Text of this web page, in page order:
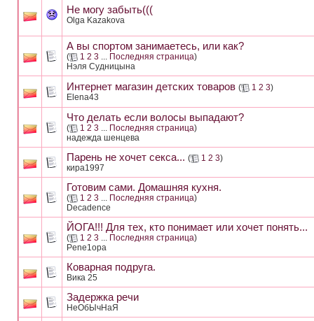
Не могу забыть(((
Olga Kazakova
А вы спортом занимаетесь, или как?
( 1 2 3 ... Последняя страница)
Нэля Судницына
Интернет магазин детских товаров ( 1 2 3)
Elena43
Что делать если волосы выпадают?
( 1 2 3 ... Последняя страница)
надежда шенцева
Парень не хочет секса... ( 1 2 3)
кира1997
Готовим сами. Домашняя кухня.
( 1 2 3 ... Последняя страница)
Decadence
ЙОГА!!! Для тех, кто понимает или хочет понять...
( 1 2 3 ... Последняя страница)
Pene1opa
Коварная подруга.
Вика 25
Задержка речи
HeOбЫчHaЯ